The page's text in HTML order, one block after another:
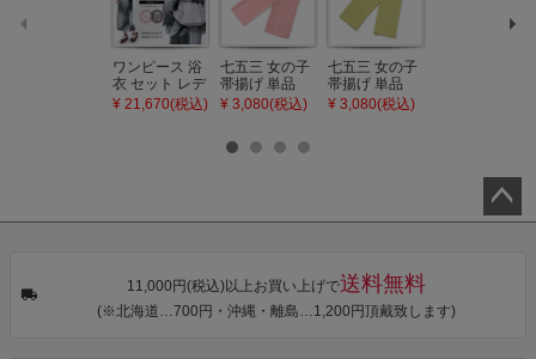
ワンピース 浴
衣 セット レデ
ィース 吸水速
乾 ポリエステ
タン・夜の葉
カシュクール
ワンピース 簡
単着付け 大人
¥ 21,670(税込)
七五三 女の子
帯揚げ 単品
「灰桃色」日
本製 7歳 女児
びあげ 和装 着
【メール便不
¥ 3,080(税込)
七五三 女の子
帯揚げ 単品
「若葉色」日
本製 7歳 女児
【メール便不
¥ 3,080(税込)
KIMONOMAC
HI オリジナル
【メール便不
ペー
11,000円(税込)以上お買い上げで送料無料
(※北海道…700円・沖縄・離島…1,200円頂戴致します)